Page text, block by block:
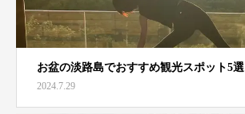
お盆の淡路島でおすすめ観光スポット5選
2024.7.29